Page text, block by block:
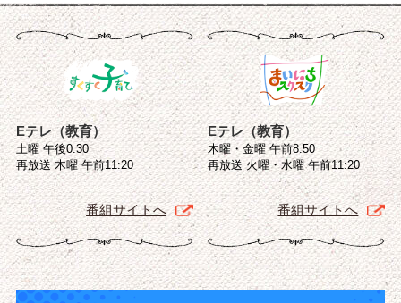
Eテレ（教育）
土曜 午後0:30
再放送 木曜 午前11:20
番組サイトへ
Eテレ（教育）
木曜・金曜 午前8:50
再放送 火曜・水曜 午前11:20
番組サイトへ